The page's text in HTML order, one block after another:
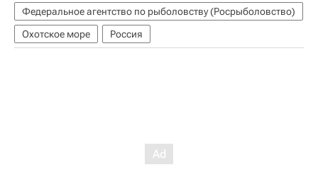
Федеральное агентство по рыболовству (Росрыболовство)
Охотское море
Россия